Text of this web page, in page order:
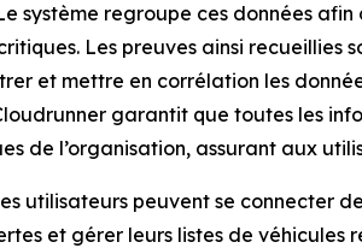
système regroupe ces données
Les preuves ainsi
et mettre en corrélation les
garantit que toutes les
de l’organisation, assurant aux
utilisateurs peuvent se connecter
et gérer leurs listes de